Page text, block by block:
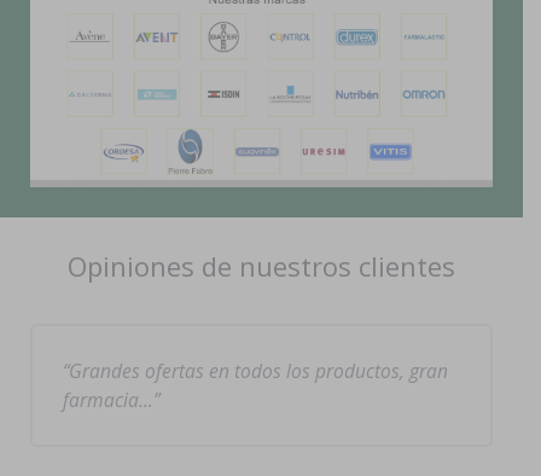
Opiniones de nuestros clientes
Grandes ofertas en todos los productos, gran
farmacia…